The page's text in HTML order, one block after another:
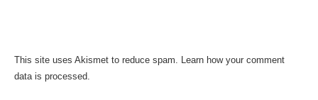
This site uses Akismet to reduce spam. Learn how your comment
data is processed.